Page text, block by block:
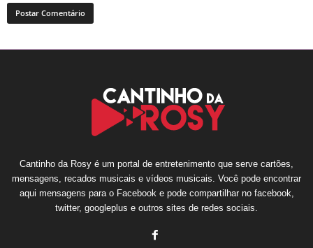
Cantinho da Rosy é um portal de entretenimento que serve cartões,
mensagens, recados musicais e vídeos musicais. Você pode encontrar
aqui mensagens para o Facebook e pode compartilhar no facebook,
twitter, googleplus e outros sites de redes sociais.